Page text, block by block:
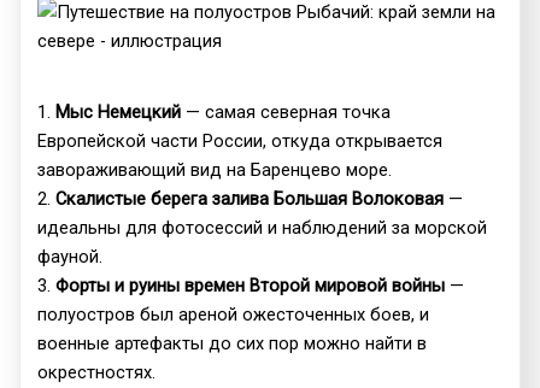
1.Мыс Немецкий — самая северная точка
Европейской части России, откуда открывается
завораживающий вид на Баренцево море.
2.Скалистые берега залива Большая Волоковая —
идеальны для фотосессий и наблюдений за морской
фауной.
3.Форты и руины времен Второй мировой войны —
полуостров был ареной ожесточенных боев, и
военные артефакты до сих пор можно найти в
окрестностях.